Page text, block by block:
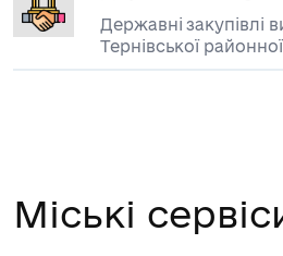
Державні закупівлі
Тернівської
Міські